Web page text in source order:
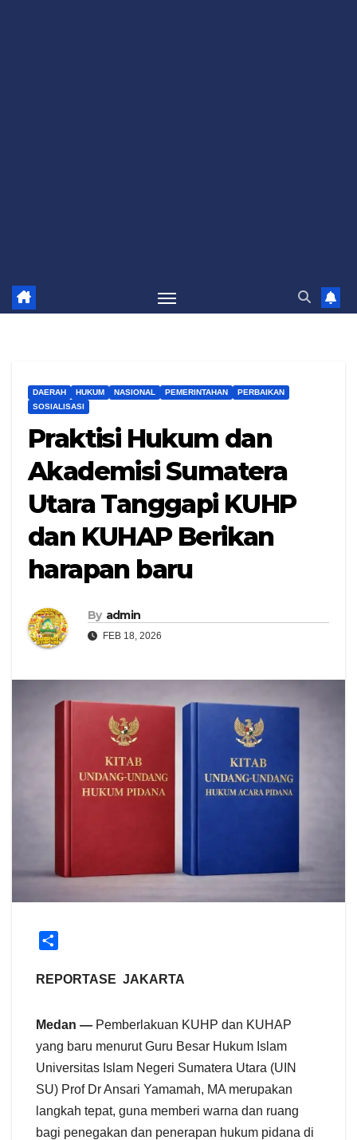
DAERAH HUKUM NASIONAL PEMERINTAHAN
PERBAIKAN
SOSIALISASI
Praktisi Hukum dan
Akademisi Sumatera
Utara Tanggapi KUHP
dan KUHAP Berikan
harapan baru
By admin
FEB 18, 2026
a
e
REPORTASE JAKARTA
Medan — Pemberlakuan KUHP dan KUHAP
yang baru menurut Guru Besar Hukum Islam
Universitas Islam Negeri Sumatera Utara (UIN
SU) Prof Dr Ansari Yamamah, MA merupakan
langkah tepat, guna memberi warna dan ruang
bagi penegakan dan penerapan hukum pidana di